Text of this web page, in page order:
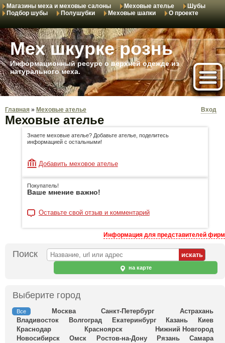
Магазины меха и меховые салоны Меховые ателье
Шубы
Подбор шубы
Полушубки Меховые шапки О проекте
Мех шкурке рознь
Информационный ресурс о верхней одежде из
натурального меха.
Главная » Меховые ателье Вход
Меховые ателье
Знаете меховые ателье? Добавьте ателье, поделитесь
информацией с остальными!
Добавить меховое ателье
Покупатель!
Ваше мнение важно!
Оставьте свой отзыв и комментарий
Информация для представителей фирм
Поиск
на карте
Выберите город
Все Москва Санкт-Петербург
Астрахань
Владивосток
Волгоград Екатеринбург Казань
Киев
Краснодар
Красноярск
Нижний Новгород
Новосибирск
Омск Ростов-на-Дону Рязань
Самара